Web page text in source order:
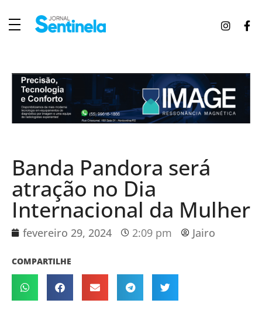
Banda Pandora será
atração no Dia
Internacional da Mulher
fevereiro 29, 2024 2:09 pm Jairo
COMPARTILHE